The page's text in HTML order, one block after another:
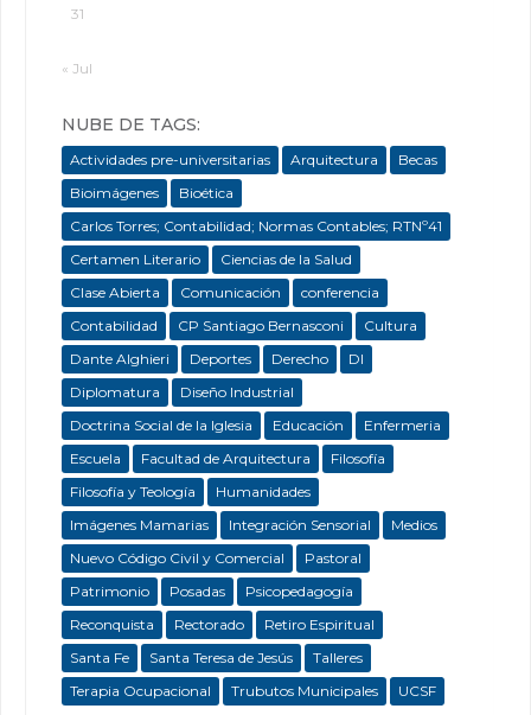
31
« Jul
NUBE DE TAGS:
Actividades pre-universitarias Arquitectura
Becas
Bioimágenes
Bioética
Carlos Torres; Contabilidad; Normas Contables; RTNº41
Certamen Literario
Ciencias de la Salud
Clase Abierta
Comunicación
conferencia
Contabilidad
CP Santiago Bernasconi
Cultura
Dante Alghieri
Deportes Derecho
DI
Diplomatura
Diseño Industrial
Doctrina Social de la Iglesia
Educación
Enfermeria
Escuela
Facultad de Arquitectura
Filosofía
Filosofía y Teología
Humanidades
Imágenes Mamarias
Integración Sensorial
Medios
Nuevo Código Civil y Comercial
Pastoral
Patrimonio
Posadas
Psicopedagogía
Reconquista
Rectorado
Retiro Espiritual
Santa Fe
Santa Teresa de Jesús
Talleres
Terapia Ocupacional
Trubutos Municipales UCSF